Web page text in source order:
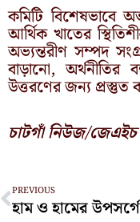
কমিটি বিশেষভাবে
আর্থিক খাতের
অভ্যন্তরীণ সম্পদ
বাড়ানো,
উত্তরণের জন্য
চাটগাঁ নিউজ/জেএইচ
Prev
PREVIOUS